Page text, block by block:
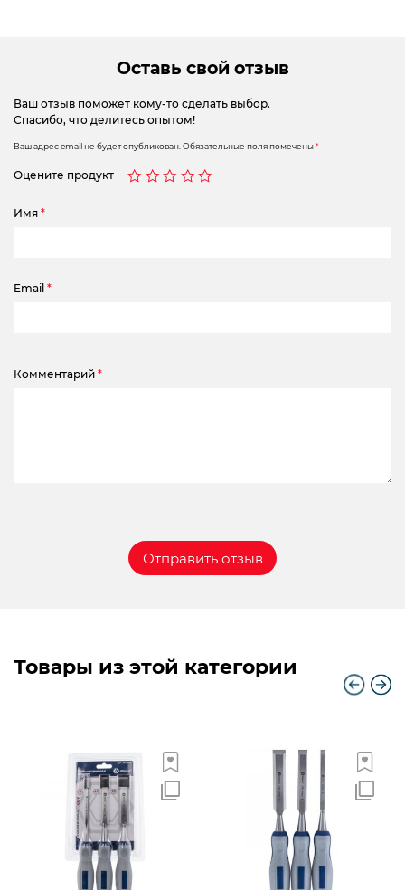
Оставь свой отзыв
Ваш отзыв поможет кому-то сделать выбор.
Спасибо, что делитесь опытом!
Ваш адрес email не будет опубликован. Обязательные поля помечены*
Оцените продукт
Имя *
Email *
Комментарий *
Товары из этой категории